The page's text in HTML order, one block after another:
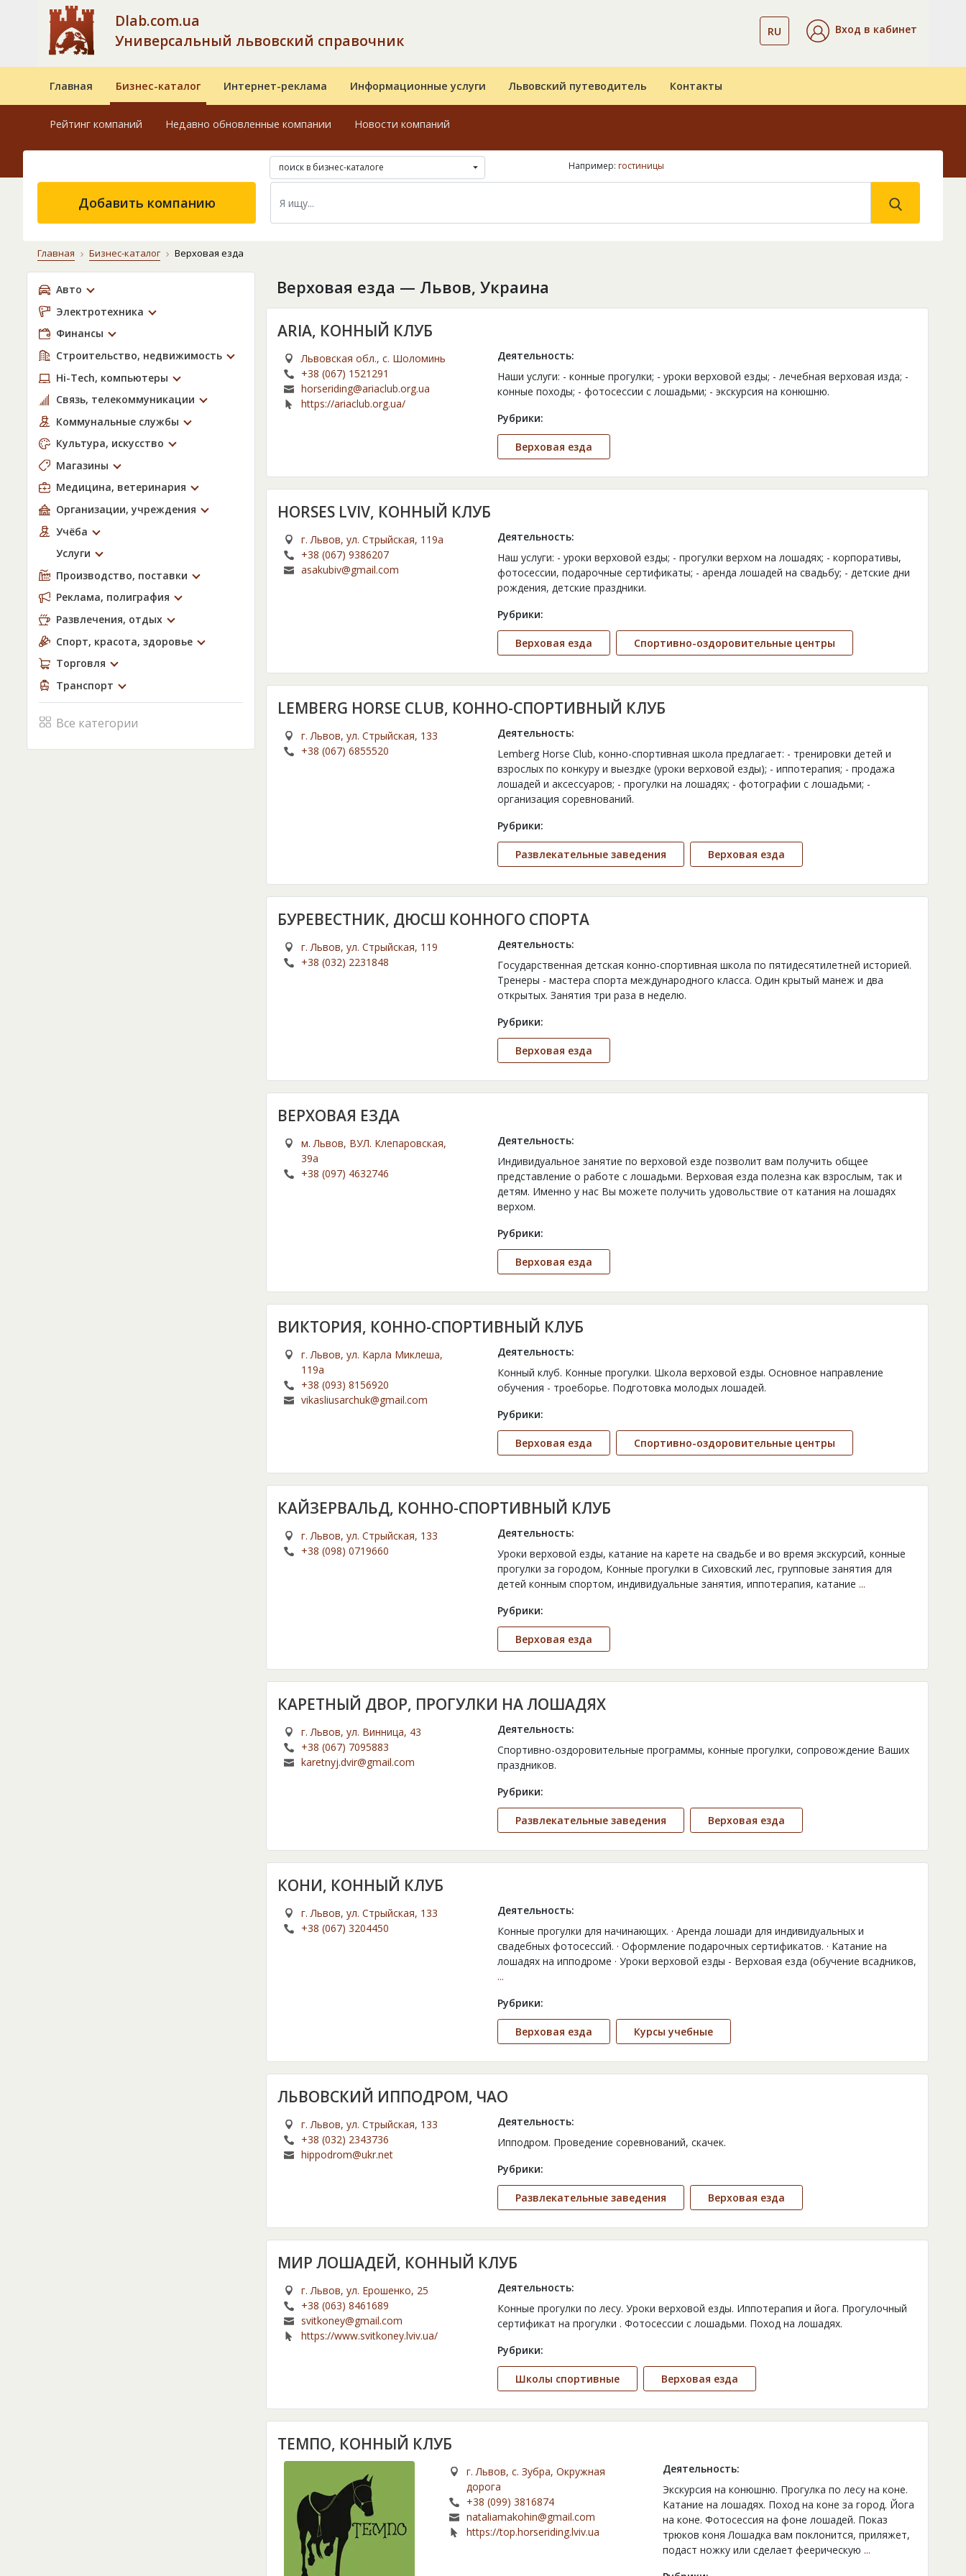
Dlab.com.ua
Универсальный львовский справочник
RU Вход в кабинет
Главная Бизнес-каталог Интернет-реклама Информационные услуги Львовский путеводитель Контакты
Рейтинг компаний Недавно обновленные компании Новости компаний
поиск в бизнес-каталоге Например: гостиницы
Добавить компанию
Главная Бизнес-каталог Верховая езда
Авто
Электротехника
Финансы
Строительство, недвижимость
Hi-Tech, компьютеры
Связь, телекоммуникации
Коммунальные службы
Культура, искусство
Магазины
Медицина, ветеринария
Организации, учреждения
Учёба
Услуги
Производство, поставки
Реклама, полиграфия
Развлечения, отдых
Спорт, красота, здоровье
Торговля
Транспорт
Все категории
Верховая езда — Львов, Украина
ARIA, КОННЫЙ КЛУБ
Львовская обл., с. Шоломинь
+38 (067) 1521291
horseriding@ariaclub.org.ua
https://ariaclub.org.ua/
Деятельность:
Наши услуги: - конные прогулки; - уроки верховой езды; - лечебная верховая изда; -
конные походы; - фотосессии с лошадьми; - экскурсия на конюшню.
Рубрики:
Верховая езда
HORSES LVIV, КОННЫЙ КЛУБ
г. Львов, ул. Стрыйская, 119а
+38 (067) 9386207
asakubiv@gmail.com
Деятельность:
Наш услуги: - уроки верховой езды; - прогулки верхом на лошадях; - корпоративы,
фотосессии, подарочные сертификаты; - аренда лошадей на свадьбу; - детские дни
рождения, детские праздники.
Рубрики:
Верховая езда Спортивно-оздоровительные центры
LEMBERG HORSE CLUB, КОННО-СПОРТИВНЫЙ КЛУБ
г. Львов, ул. Стрыйская, 133
+38 (067) 6855520
Деятельность:
Lemberg Horse Club, конно-спортивная школа предлагает: - тренировки детей и
взрослых по конкуру и выездке (уроки верховой езды); - иппотерапия; - продажа
лошадей и аксессуаров; - прогулки на лошадях; - фотографии с лошадьми; -
организация соревнований.
Рубрики:
Развлекательные заведения Верховая езда
БУРЕВЕСТНИК, ДЮСШ КОННОГО СПОРТА
г. Львов, ул. Стрыйская, 119
+38 (032) 2231848
Деятельность:
Государственная детская конно-спортивная школа по пятидесятилетней историей.
Тренеры - мастера спорта международного класса. Один крытый манеж и два
открытых. Занятия три раза в неделю.
Рубрики:
Верховая езда
ВЕРХОВАЯ ЕЗДА
м. Львов, ВУЛ. Клепаровская,
39а
+38 (097) 4632746
Деятельность:
Индивидуальное занятие по верховой езде позволит вам получить общее
представление о работе с лошадьми. Верховая езда полезна как взрослым, так и
детям. Именно у нас Вы можете получить удовольствие от катания на лошадях
верхом.
Рубрики:
Верховая езда
ВИКТОРИЯ, КОННО-СПОРТИВНЫЙ КЛУБ
г. Львов, ул. Карла Миклеша,
119а
+38 (093) 8156920
vikasliusarchuk@gmail.com
Деятельность:
Конный клуб. Конные прогулки. Школа верховой езды. Основное направление
обучения - троеборье. Подготовка молодых лошадей.
Рубрики:
Верховая езда Спортивно-оздоровительные центры
КАЙЗЕРВАЛЬД, КОННО-СПОРТИВНЫЙ КЛУБ
г. Львов, ул. Стрыйская, 133
+38 (098) 0719660
Деятельность:
Уроки верховой езды, катание на карете на свадьбе и во время экскурсий, конные
прогулки за городом, Конные прогулки в Сиховский лес, групповые занятия для
детей конным спортом, индивидуальные занятия, иппотерапия, катание ...
Рубрики:
Верховая езда
КАРЕТНЫЙ ДВОР, ПРОГУЛКИ НА ЛОШАДЯХ
г. Львов, ул. Винница, 43
+38 (067) 7095883
karetnyj.dvir@gmail.com
Деятельность:
Спортивно-оздоровительные программы, конные прогулки, сопровождение Ваших
праздников.
Рубрики:
Развлекательные заведения Верховая езда
КОНИ, КОННЫЙ КЛУБ
г. Львов, ул. Стрыйская, 133
+38 (067) 3204450
Деятельность:
Конные прогулки для начинающих. · Аренда лошади для индивидуальных и
свадебных фотосессий. · Оформление подарочных сертификатов. · Катание на
лошадях на ипподроме · Уроки верховой езды - Верховая езда (обучение всадников,
...
Рубрики:
Верховая езда Курсы учебные
ЛЬВОВСКИЙ ИППОДРОМ, ЧАО
г. Львов, ул. Стрыйская, 133
+38 (032) 2343736
hippodrom@ukr.net
Деятельность:
Ипподром. Проведение соревнований, скачек.
Рубрики:
Развлекательные заведения Верховая езда
МИР ЛОШАДЕЙ, КОННЫЙ КЛУБ
г. Львов, ул. Ерошенко, 25
+38 (063) 8461689
svitkoney@gmail.com
https://www.svitkoney.lviv.ua/
Деятельность:
Конные прогулки по лесу. Уроки верховой езды. Иппотерапия и йога. Прогулочный
сертификат на прогулки . Фотосессии с лошадьми. Поход на лошадях.
Рубрики:
Школы спортивные Верховая езда
ТЕМПО, КОННЫЙ КЛУБ
г. Львов, с. Зубра, Окружная
дорога
+38 (099) 3816874
nataliamakohin@gmail.com
https://top.horseriding.lviv.ua
Деятельность:
Экскурсия на конюшню. Прогулка по лесу на коне.
Катание на лошадях. Поход на коне за город. Йога
на коне. Фотосессия на фоне лошадей. Показ
трюков коня Лошадка вам поклонится, приляжет,
подаст ножку или сделает феерическую ...